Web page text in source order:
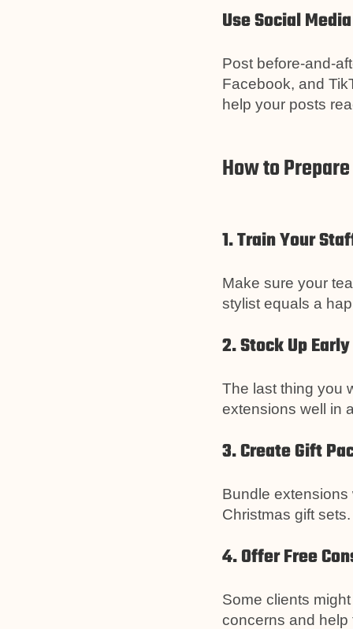
Use Social
Post before-and-
Facebook, and
help your posts
How to
1. Train Your
Make sure your
stylist equals a
2. Stock Up Early
The last thing you
extensions well in
3. Create Gift
Bundle extensions
Christmas gift sets.
4. Offer Free
Some clients
concerns and help